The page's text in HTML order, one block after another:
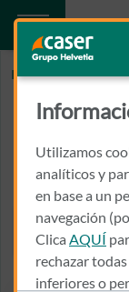
Inicio HOSPITAL
12004 -
Utilizamos
analíticos y
en base a un
navegación
Clica AQUÍ
rechazar
inferiores o